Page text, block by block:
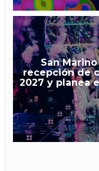
San
recepción de
2027 y planea